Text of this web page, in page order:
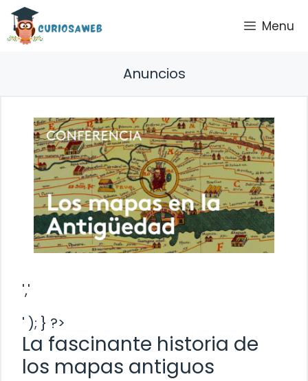
Saltar
contenido
Menu
Anuncios
','
' ); } ?>
La fascinante historia de
los mapas antiguos